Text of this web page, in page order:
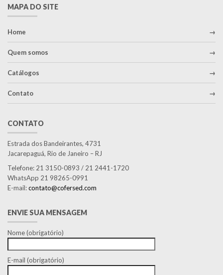
MAPA DO SITE
Home
Quem somos
Catálogos
Contato
CONTATO
Estrada dos Bandeirantes, 4731
Jacarepaguá, Rio de Janeiro – RJ
Telefone: 21 3150-0893 / 21 2441-1720
WhatsApp 21 98265-0991
E-mail:contato@cofersed.com
ENVIE SUA MENSAGEM
Nome (obrigatório)
E-mail (obrigatório)